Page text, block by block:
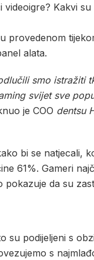
Kakvi su
provedenom
alata.
smo istražiti
svijet sve
je COO dentsu
bi se natjecali,
61%. Gameri
da su
su podijeljeni s
s